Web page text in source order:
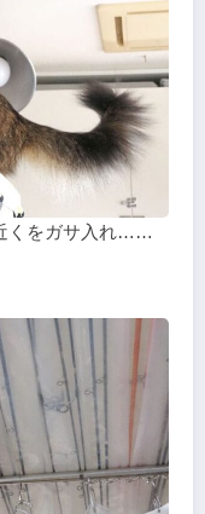
くをガサ入れ……